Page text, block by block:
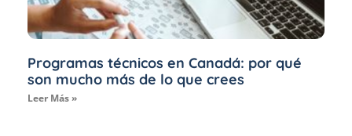
Programas técnicos en Canadá: por qué
son mucho más de lo que crees
Leer Más »